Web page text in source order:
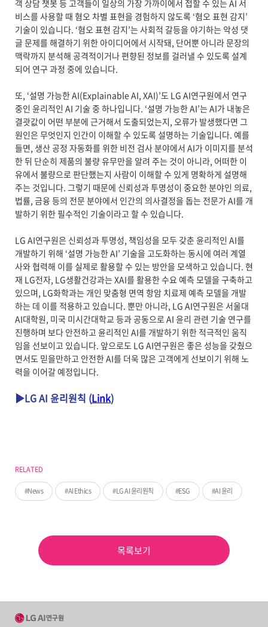
RELATED
News AI Ethics LG AI 윤리원칙 ESG AI 윤리
객 상담 챗봇 등 고객들이 일상의 가장 가까이에서 접할 수 있는 AI 서
비스를 사용할 때 혐오 차별 표현을 경험하지 않도록 ‘혐오 표현 감지’
기술이 있습니다. ‘혐오 표현 감지’는 사회적 갈등을 야기하는 악성 댓
글 문제를 해결하기 위한 아이디어에서 시작돼, 단어뿐 아니라 문장의
맥락까지 분석해 공격적이거나 편향된 정보를 걸러낼 수 있도록 설계
되어 연구 과정 중에 있습니다.
또, ‘설명 가능한 AI(Explainable AI, XAI)’도 LG AI연구원에서 연구
중인 윤리적인 AI 기술 중 하나입니다. ‘설명 가능한 AI’는 AI가 내놓은
결괏값이 어떤 부분에 근거해서 도출되었는지, 오류가 발생했다면 그
원인은 무엇인지 인간이 이해할 수 있도록 설명하는 기술입니다. 예를
들면, 생산 공정 자동화를 위한 비전 검사 분야에서 AI가 이미지를 분석
한 뒤 단순히 제품의 불량 유무만을 알려 주는 것이 아니라, 어떠한 이
유에서 불량으로 판단했는지 사람이 이해할 수 있게 명확하게 설명해
주는 것입니다. 그렇기 때문에 신뢰성과 투명성이 중요한 분야인 의료,
법률, 금융 등의 전문 분야에서 인간의 의사결정을 돕는 전문가 AI를 개
발하기 위한 필수적인 기술이라고 할 수 있습니다.
LG AI연구원은 신뢰성과 투명성, 책임성을 모두 갖춘 윤리적인 AI를
개발하기 위해 ‘설명 가능한 AI’ 기술을 고도화하는 동시에 여러 계열
사와 협력해 이를 실제로 활용할 수 있는 방안을 모색하고 있습니다. 현
재 LG전자, LG생활건강과는 XAI를 활용한 수요 예측 모델을 구축하고
있으며, LG화학과는 개인 맞춤형 면역 항암 치료제 예측 모델을 개발
하는 데 이를 적용하고 있습니다. 뿐만 아니라, LG AI연구원은 서울대
AI대학원, 미국 미시간대학교 등과 공동으로 AI 윤리 관련 기술 연구를
진행하며 보다 안전하고 윤리적인 AI를 개발하기 위한 적극적인 움직
임을 선보이고 있습니다. 앞으로도 LG AI연구원은 좋은 성능을 갖췄으
면서도 믿을만하고 안전한 AI를 더욱 많은 고객에게 선보이기 위해 노
력을 이어갈 예정입니다.
▶LG AI 윤리원칙 (Link)
목록보기